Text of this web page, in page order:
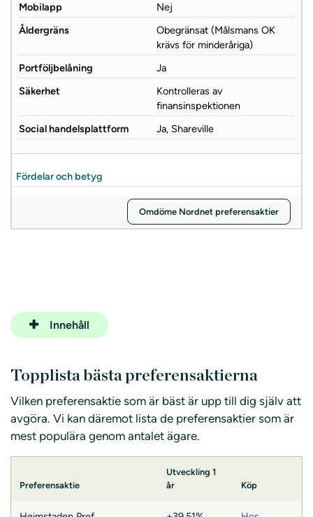
Mobilapp
Nej
Åldergräns
Obegränsat (Målsmans OK
krävs för minderåriga)
Portföljbelåning
Ja
Säkerhet
Kontrolleras av
finansinspektionen
Social handelsplattform
Ja, Shareville
Fördelar och betyg
Omdöme Nordnet preferensaktier
Innehåll
Topplista bästa preferensaktierna
Vilken preferensaktie som är bäst är upp till dig själv att
avgöra. Vi kan däremot lista de preferensaktier som är
mest populära genom antalet ägare.
Preferensaktie
Utveckling 1
år
Köp